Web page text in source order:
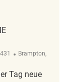
Homesense Fairview
Ort
Brampton,
Tag neue